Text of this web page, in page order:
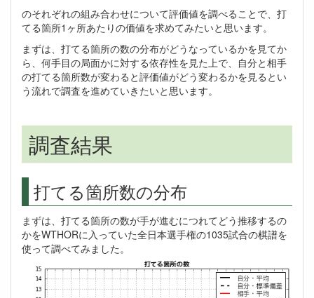
のそれぞれの組み合わせについて評価値を調べることで、打
てる箇所1ヶ所あたりの価値を求めてみたいと思います。
まずは、打てる箇所の数の分布がどうなっているかを見てか
ら、何手目の局面かに対する依存性を見た上で、自分と相手
の打てる箇所数が変わると評価値がどう変わるかを見るとい
う流れで調査を進めていきたいと思います。
調査結果
打てる箇所数の分布
まずは、打てる箇所の数が手が進むにつれてどう推移するの
かをWTHORに入っていた全日本選手権の1035試合の棋譜を
使って調べてみました。